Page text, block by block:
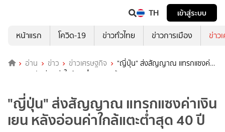
TH
เข้าสู่ระบบ
หน้าแรก
โควิด-19 ข่าวทั่วไทย ข่าวการเมือง ข่าว
อ่าน ข่าว ข่าวเศรษฐกิจ
"ญี่ปุ่น" ส่งสัญญาณ แทรกแซงค่า
เงินเยน หลังอ่อนค่าใกล้แตะต่ำสุด 40 ปี
"ญี่ปุ่น" ส่งสัญญาณ แทรกแซงค่าเงิน
เยน หลังอ่อนค่าใกล้แตะต่ำสุด 40 ปี